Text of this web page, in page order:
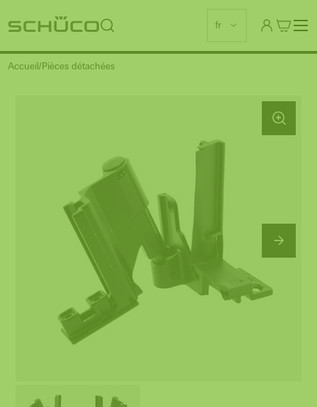
fr
Accueil Pièces détachées